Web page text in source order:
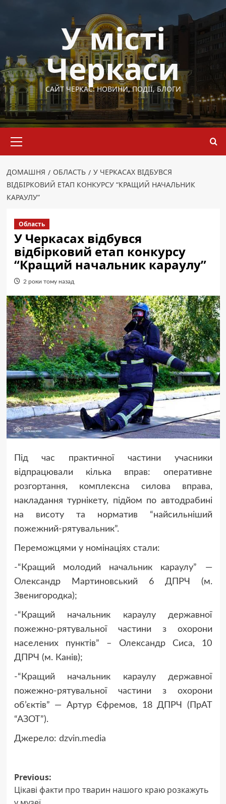
У місті
Черкаси
САЙТ ЧЕРКАС: НОВИНИ, ПОДІЇ, БЛОГИ
меню
ДОМАШНЯ ОБЛАСТЬ
У ЧЕРКАСАХ ВІДБУВСЯ
ВІДБІРКОВИЙ ЕТАП КОНКУРСУ “КРАЩИЙ НАЧАЛЬНИК
КАРАУЛУ”
Область
У Черкасах відбувся
відбірковий етап конкурсу
“Кращий начальник караулу”
2 роки тому назад
Під час практичної частини учасники
відпрацювали кілька вправ: оперативне
розгортання, комплексна силова вправа,
накладання турнікету, підйом по автодрабині
на висоту та норматив “найсильніший
пожежний-рятувальник”.
Переможцями у номінаціях стали:
-“Кращий молодий начальник караулу” —
Олександр Мартиновський 6 ДПРЧ (м.
Звенигородка);
-“Кращий начальник караулу державної
пожежно-рятувальної частини з охорони
населених пунктів” – Олександр Сиса, 10
ДПРЧ (м. Канів);
-“Кращий начальник караулу державної
пожежно-рятувальної частини з охорони
об’єктів” — Артур Єфремов, 18 ДПРЧ (ПрАТ
“АЗОТ”).
Джерело: dzvin.media
Post
navigation
Previous:
Цікаві факти про тварин нашого краю розкажуть